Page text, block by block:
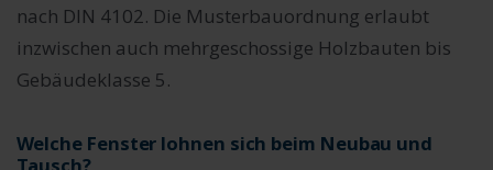
nach DIN 4102. Die Musterbauordnung erlaubt
inzwischen auch mehrgeschossige Holzbauten bis
Gebäudeklasse 5.
Welche Fenster lohnen sich beim Neubau und
Tausch?